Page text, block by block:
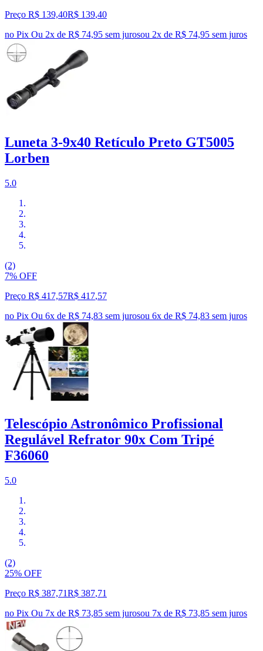
Preço R$ 139,40R$ 139,40
no Pix Ou 2x de R$ 74,95 sem jurosou 2x de R$ 74,95 sem juros
Luneta 3-9x40 Retículo Preto GT5005
Lorben
5.0
(2)
7% OFF
Preço R$ 417,57R$ 417,57
no Pix Ou 6x de R$ 74,83 sem jurosou 6x de R$ 74,83 sem juros
Telescópio Astronômico Profissional
Regulável Refrator 90x Com Tripé
F36060
5.0
(2)
25% OFF
Preço R$ 387,71R$ 387,71
no Pix Ou 7x de R$ 73,85 sem jurosou 7x de R$ 73,85 sem juros